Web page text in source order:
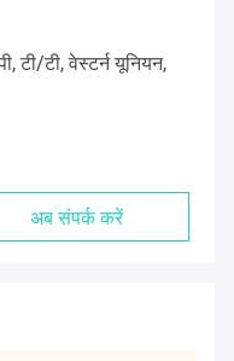
टी/टी, वेस्टर्न यूनियन,
अब संपर्क करें